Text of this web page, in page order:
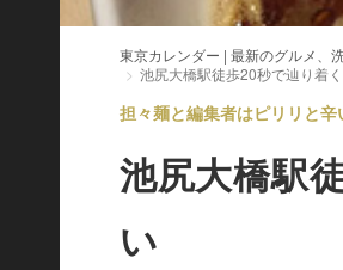
東京カレンダー | 最新のグルメ、
池尻大橋駅徒歩20秒で辿り着
担々麺と編集者はピリリと
池尻大橋駅
い